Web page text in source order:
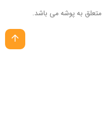
متعلق به پوشه می باشد.